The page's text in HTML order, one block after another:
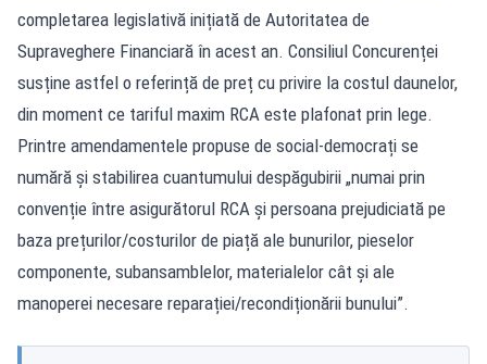
completarea legislativă inițiată de Autoritatea de
Supraveghere Financiară în acest an. Consiliul Concurenței
susține astfel o referință de preț cu privire la costul daunelor,
din moment ce tariful maxim RCA este plafonat prin lege.
Printre amendamentele propuse de social-democrați se
numără și stabilirea cuantumului despăgubirii „numai prin
convenție între asigurătorul RCA și persoana prejudiciată pe
baza prețurilor/costurilor de piață ale bunurilor, pieselor
componente, subansamblelor, materialelor cât și ale
manoperei necesare reparației/recondiționării bunului”.